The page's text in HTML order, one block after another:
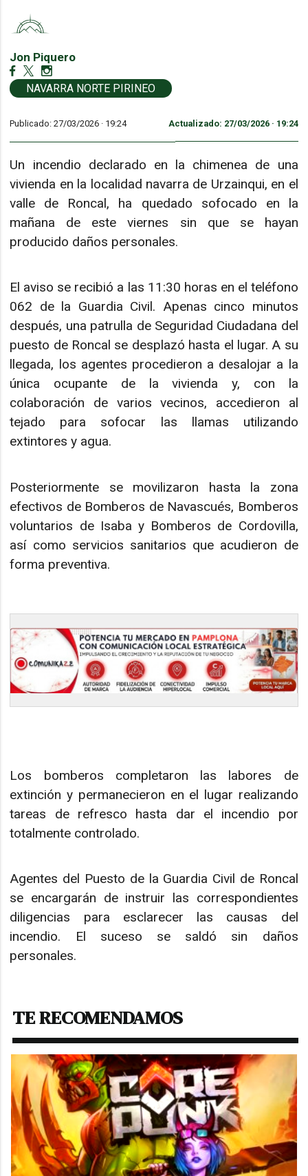
Jon Piquero
NAVARRA NORTE PIRINEO
Publicado: 27/03/2026 · 19:24 Actualizado: 27/03/2026 · 19:24
Un incendio declarado en la chimenea de una
vivienda en la localidad navarra de Urzainqui, en el
valle de Roncal, ha quedado sofocado en la
mañana de este viernes sin que se hayan
producido daños personales.
El aviso se recibió a las 11:30 horas en el teléfono
062 de la Guardia Civil. Apenas cinco minutos
después, una patrulla de Seguridad Ciudadana del
puesto de Roncal se desplazó hasta el lugar. A su
llegada, los agentes procedieron a desalojar a la
única ocupante de la vivienda y, con la
colaboración de varios vecinos, accedieron al
tejado para sofocar las llamas utilizando
extintores y agua.
Posteriormente se movilizaron hasta la zona
efectivos de Bomberos de Navascués, Bomberos
voluntarios de Isaba y Bomberos de Cordovilla,
así como servicios sanitarios que acudieron de
forma preventiva.
Los bomberos completaron las labores de
extinción y permanecieron en el lugar realizando
tareas de refresco hasta dar el incendio por
totalmente controlado.
Agentes del Puesto de la Guardia Civil de Roncal
se encargarán de instruir las correspondientes
diligencias para esclarecer las causas del
incendio. El suceso se saldó sin daños
personales.
TE RECOMENDAMOS